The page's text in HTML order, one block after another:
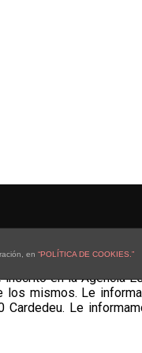
en “POLÍTICA DE COOKIES.”
(LOPD), el
en la Agencia
mismos. Le
Le